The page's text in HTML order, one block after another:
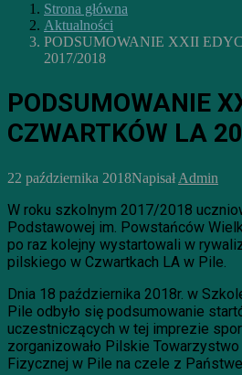
Strona główna
Aktualności
PODSUMOWANIE XXII
2017/2018
PODSUMOWANIE
CZWARTKÓW LA
22 października 2018NapisałAdmin
W roku szkolnym 2017/2018
Podstawowej im. Powstańców
po raz kolejny wystartowali w
pilskiego w Czwartkach LA w Pile.
Dnia 18 października 2018r. w
Pile odbyło się podsumowanie
uczestniczących w tej imprezie
zorganizowało Pilskie
Fizycznej w Pile na czele z